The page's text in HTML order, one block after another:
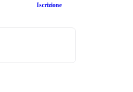
Iscrizione